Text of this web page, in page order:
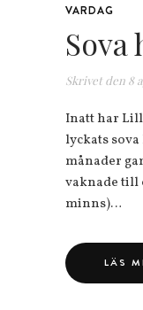
VARDAG
Sova
Skrivet den 8
Inatt har
lyckats
månader
vaknade till
minns)…
LÄS